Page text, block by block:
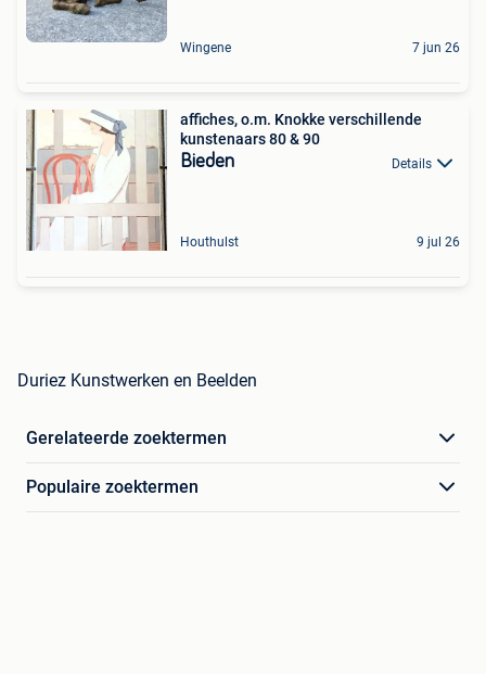
Wingene 7 jun 26
affiches, o.m. Knokke verschillende
kunstenaars 80 & 90
Bieden Details
Houthulst 9 jul 26
Duriez Kunstwerken en Beelden
Gerelateerde zoektermen
Populaire zoektermen